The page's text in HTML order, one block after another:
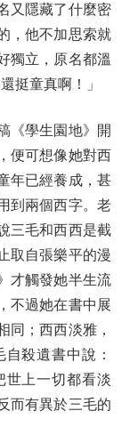
又隱藏了什麼密
，他不加思索就
獨立，原名都溫
挺童真啊！」
學生園地》開
便可想像她對西
年已經養成，甚
到兩個西字。老
三毛和西西是截
取自張樂平的漫
才觸發她半生流
不過她在書中展
同；西西淡雅，
殺遺書中說：
世上一切都看淡
而有異於三毛的